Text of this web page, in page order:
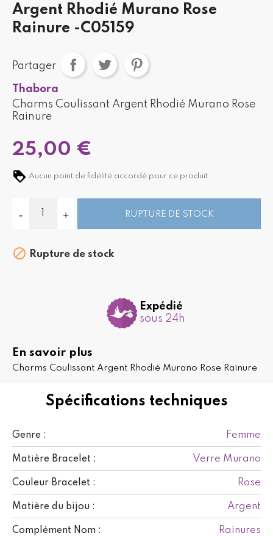
Spécifications techniques
Genre : Femme
Matière Bracelet : Verre Murano
Couleur Bracelet : Rose
Matière du bijou : Argent
Complément Nom : Rainures
Argent Rhodié Murano Rose
Rainure -C05159
Partager
Thabora
Charms Coulissant Argent Rhodié Murano Rose
Rainure
25,00 €
Aucun point de fidélité accordé pour ce produit.
RUPTURE DE STOCK
 Rupture de stock
Expédié
sous 24h
En savoir plus
Charms Coulissant Argent Rhodié Murano Rose Rainure